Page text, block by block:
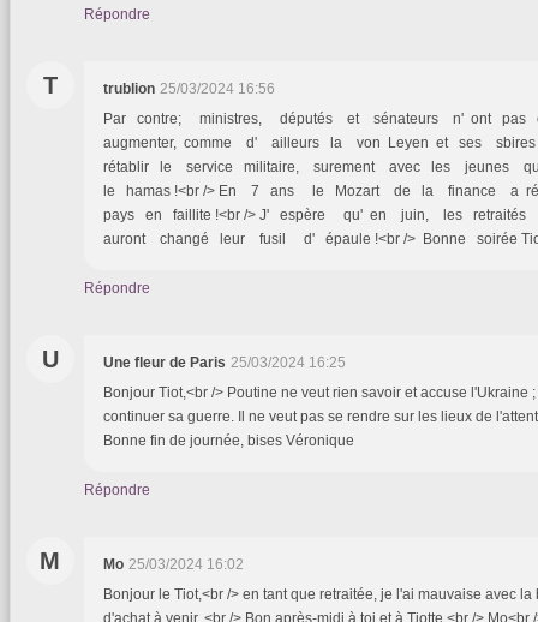
Répondre
T trublion 25/03/2024 16:56
Par contre; ministres, députés et sénateurs n' ont
augmenter, comme d' ailleurs la von Leyen et ses sbires
rétablir le service militaire, surement avec les jeunes
le hamas !<br /> En 7 ans le Mozart de la finance a
pays en faillite !<br /> J' espère qu' en juin, les
auront changé leur fusil d' épaule !<br /> Bonne soirée
Répondre
U Une fleur de Paris 25/03/2024 16:25
Bonjour Tiot,<br /> Poutine ne veut rien savoir et accuse l'Ukraine
continuer sa guerre. Il ne veut pas se rendre sur les lieux de
Bonne fin de journée, bises Véronique
Répondre
M Mo 25/03/2024 16:02
Bonjour le Tiot,<br /> en tant que retraitée, je l'ai mauvaise avec